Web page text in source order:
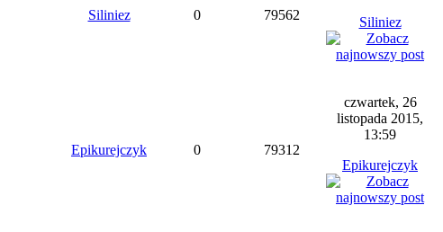
Siliniez 0 79562
Siliniez
Epikurejczyk 0 79312
czwartek, 26
listopada 2015,
13:59
Epikurejczyk